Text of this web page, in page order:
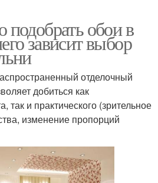
подобрать обои в
зависит выбор
отделочный
добиться как
так и практического (зрительное
изменение пропорций